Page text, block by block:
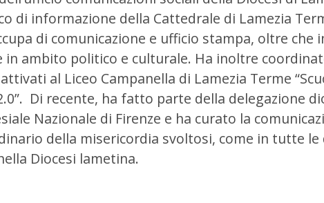
di informazione della Cattedrale di Lamezia
di comunicazione e ufficio stampa, oltre che
in ambito politico e culturale. Ha inoltre
al Liceo Campanella di Lamezia Terme
Di recente, ha fatto parte della delegazione
Nazionale di Firenze e ha curato la
della misericordia svoltosi, come in tutte le
Diocesi lametina.